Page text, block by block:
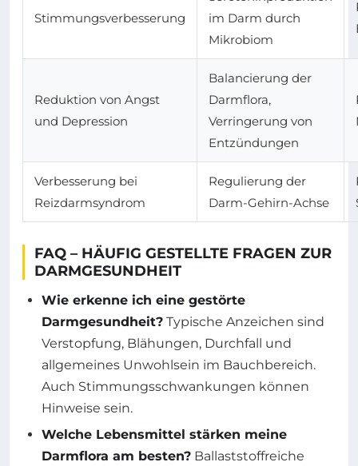
Stimmungsverbesserung
im Darm durch
Mikrobiom
Reduktion von Angst
und Depression
Balancierung der
Darmflora,
Verringerung von
Entzündungen
Verbesserung bei
Reizdarmsyndrom
Regulierung der
Darm-Gehirn-Achse
FAQ – HÄUFIG GESTELLTE FRAGEN ZUR
DARMGESUNDHEIT
Wie erkenne ich eine gestörte
Darmgesundheit? Typische Anzeichen sind
Verstopfung, Blähungen, Durchfall und
allgemeines Unwohlsein im Bauchbereich.
Auch Stimmungsschwankungen können
Hinweise sein.
Welche Lebensmittel stärken meine
Darmflora am besten? Ballaststoffreiche